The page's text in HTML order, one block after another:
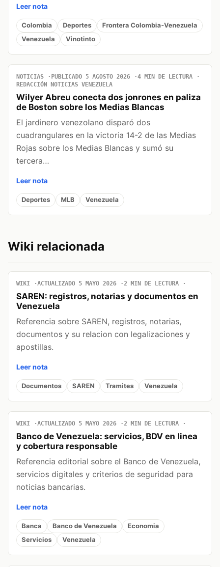
Leer nota
Colombia Deportes
Frontera Colombia-Venezuela
Venezuela
Vinotinto
NOTICIAS PUBLICADO 5 AGOSTO 2026
4 MIN DE LECTURA
REDACCIÓN NOTICIAS VENEZUELA
Wilyer Abreu conecta dos jonrones en paliza
de Boston sobre los Medias Blancas
El jardinero venezolano disparó dos
cuadrangulares en la victoria 14-2 de las Medias
Rojas sobre los Medias Blancas y sumó su
tercera…
Leer nota
Deportes MLB Venezuela
Wiki relacionada
WIKI ACTUALIZADO 5 MAYO 2026 2 MIN DE LECTURA
SAREN: registros, notarias y documentos en
Venezuela
Referencia sobre SAREN, registros, notarias,
documentos y su relacion con legalizaciones y
apostillas.
Leer nota
Documentos SAREN Tramites Venezuela
WIKI ACTUALIZADO 5 MAYO 2026 2 MIN DE LECTURA
Banco de Venezuela: servicios, BDV en linea
y cobertura responsable
Referencia editorial sobre el Banco de Venezuela,
servicios digitales y criterios de seguridad para
noticias bancarias.
Leer nota
Banca Banco de Venezuela
Economia
Servicios
Venezuela